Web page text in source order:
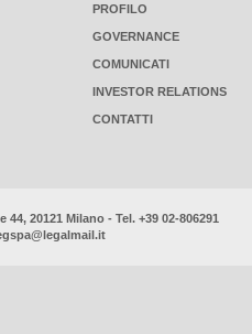
PROFILO
GOVERNANCE
COMUNICATI
INVESTOR RELATIONS
CONTATTI
20121 Milano - Tel. +39 02-806291